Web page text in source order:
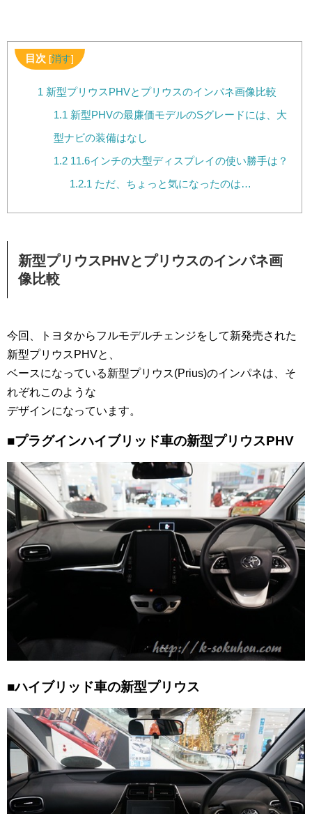
目次 [消す]
1 新型プリウスPHVとプリウスのインパネ画像比較
1.1 新型PHVの最廉価モデルのSグレードには、大
型ナビの装備はなし
1.2 11.6インチの大型ディスプレイの使い勝手は？
1.2.1 ただ、ちょっと気になったのは…
新型プリウスPHVとプリウスのインパネ画
像比較
今回、トヨタからフルモデルチェンジをして新発売された
新型プリウスPHVと、
ベースになっている新型プリウス(Prius)のインパネは、そ
れぞれこのような
デザインになっています。
■プラグインハイブリッド車の新型プリウスPHV
■ハイブリッド車の新型プリウス